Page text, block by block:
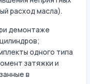
расход масла).
демонтаже
одного типа
затяжки и
в